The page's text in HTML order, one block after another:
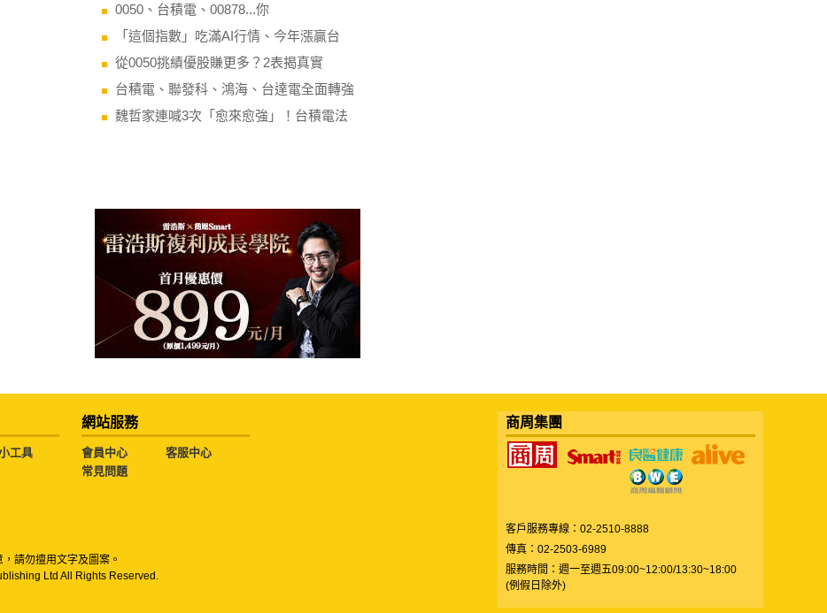
0050、台積電、00878...你
「這個指數」吃滿AI行情、今年漲贏台
從0050挑績優股賺更多？2表揭真實
台積電、聯發科、鴻海、台達電全面轉強
魏哲家連喊3次「愈來愈強」！台積電法
工具
網站服務
會員中心
客服中心
常見問題
請勿擅用文字及圖案。
Ltd All Rights Reserved.
商周集團
客戶服務專線：02-2510-8888
傳真：02-2503-6989
服務時間：週一至週五09:00~12:00/13:30~18:00
(例假日除外)